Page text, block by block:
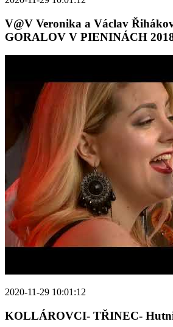
V@V Veronika a Václav
GORALOV V PIENINÁCH
2020-11-29 10:01:12
KOLLÁROVCI- TŘINEC-